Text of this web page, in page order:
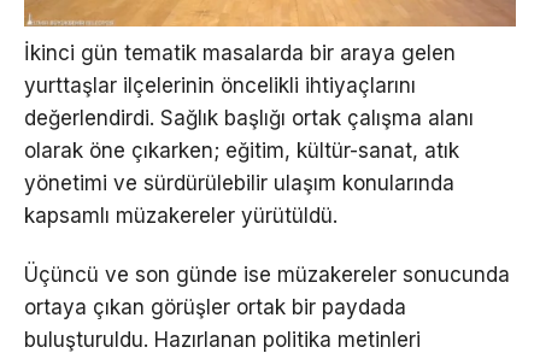
İkinci gün tematik masalarda bir araya gelen
yurttaşlar ilçelerinin öncelikli ihtiyaçlarını
değerlendirdi. Sağlık başlığı ortak çalışma alanı
olarak öne çıkarken; eğitim, kültür-sanat, atık
yönetimi ve sürdürülebilir ulaşım konularında
kapsamlı müzakereler yürütüldü.
Üçüncü ve son günde ise müzakereler sonucunda
ortaya çıkan görüşler ortak bir paydada
buluşturuldu. Hazırlanan politika metinleri